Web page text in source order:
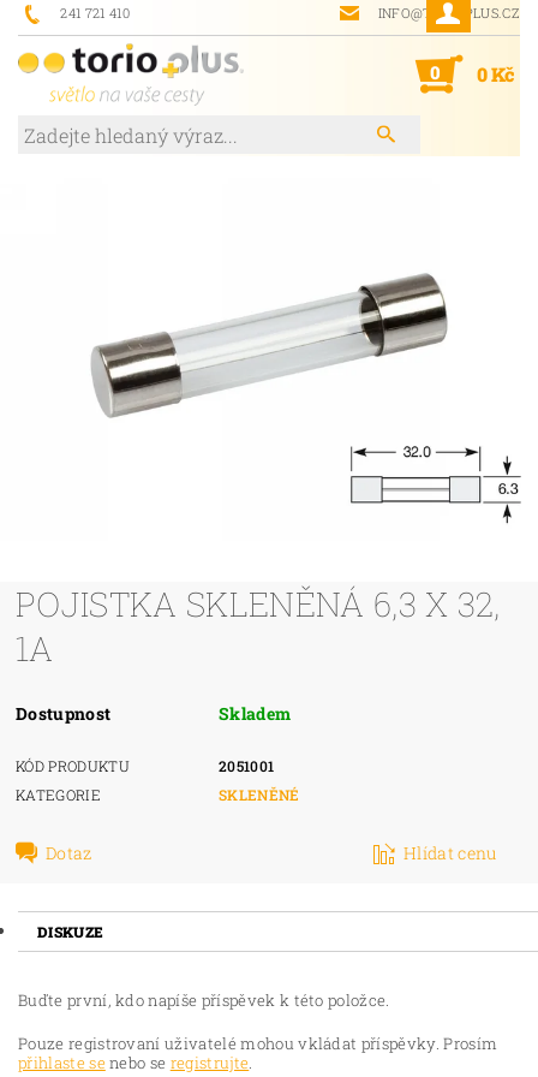
241 721 410 INFO@TORIOPLUS.CZ
0 0 Kč
POJISTKA SKLENĚNÁ 6,3 X 32,
1A
Dostupnost Skladem
KÓD PRODUKTU
2051001
KATEGORIE
SKLENĚNÉ
Dotaz Hlídat cenu
DISKUZE
Buďte první, kdo napíše příspěvek k této položce.
Pouze registrovaní uživatelé mohou vkládat příspěvky. Prosím
přihlaste senebo se registrujte.